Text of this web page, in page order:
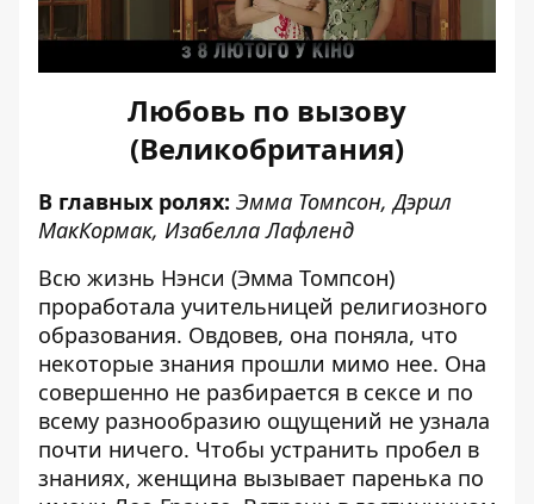
Любовь по вызову
(Великобритания)
В главных ролях: Эмма Томпсон, Дэрил
МакКормак, Изабелла Лафленд
Всю жизнь Нэнси (Эмма Томпсон)
проработала учительницей религиозного
образования. Овдовев, она поняла, что
некоторые знания прошли мимо нее. Она
совершенно не разбирается в сексе и по
всему разнообразию ощущений не узнала
почти ничего. Чтобы устранить пробел в
знаниях, женщина вызывает паренька по